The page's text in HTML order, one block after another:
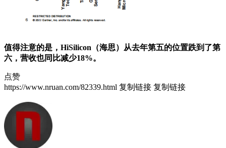
值得注意的是，HiSilicon（海思）从去年第五的位置跌到了第
六，营收也同比减少18%。
点赞
https://www.nruan.com/82339.html 复制链接 复制链接